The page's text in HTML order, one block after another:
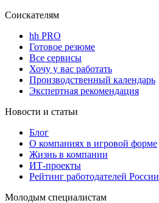
Соискателям
hh PRO
Готовое резюме
Все сервисы
Хочу у вас работать
Производственный календарь
Экспертная рекомендация
Новости и статьи
Блог
О компаниях в игровой форме
Жизнь в компании
ИТ-проекты
Рейтинг работодателей России
Молодым специалистам